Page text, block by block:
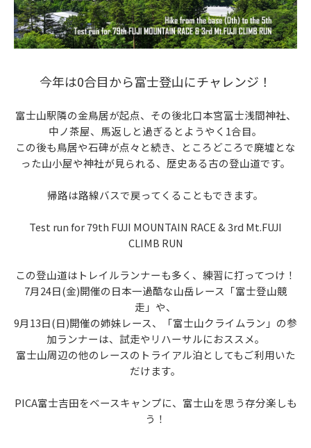
今年は0合目から富士登山にチャレンジ！
富士山駅隣の金鳥居が起点、その後北口本宮冨士浅間神社、
中ノ茶屋、馬返しと過ぎるとようやく1合目。
この後も鳥居や石碑が点々と続き、ところどころで廃墟とな
った山小屋や神社が見られる、歴史ある古の登山道です。
帰路は路線バスで戻ってくることもできます。
Test run for 79th FUJI MOUNTAIN RACE & 3rd Mt.FUJI
CLIMB RUN
この登山道はトレイルランナーも多く、練習に打ってつけ！
7月24日(金)開催の日本一過酷な山岳レース「富士登山競
走」や、
9月13日(日)開催の姉妹レース、「富士山クライムラン」の参
加ランナーは、試走やリハーサルにおススメ。
富士山周辺の他のレースのトライアル泊としてもご利用いた
だけます。
PICA富士吉田をベースキャンプに、富士山を思う存分楽しも
う！